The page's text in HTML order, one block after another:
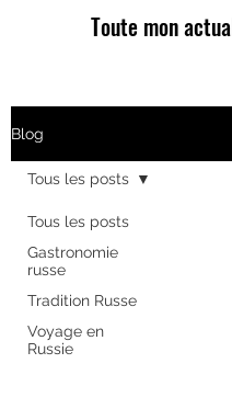
Toute mon
Blog
Tous les posts
Gastronomie
russe
Tradition Russe
Voyage en
Russie
Tous les posts